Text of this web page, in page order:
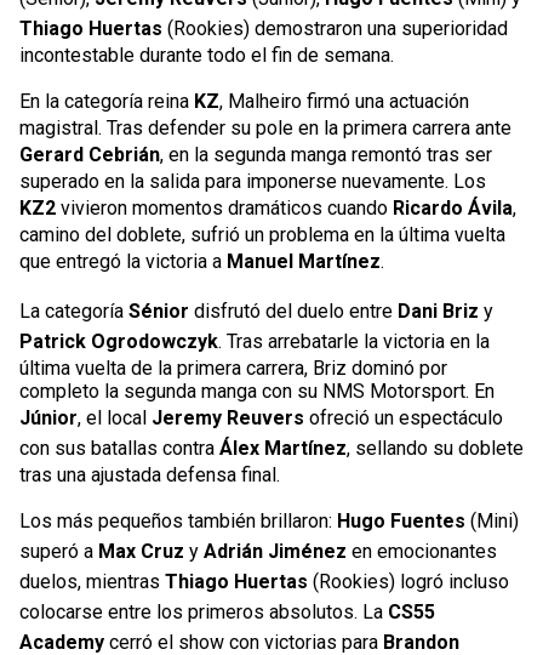
Thiago Huertas (Rookies) demostraron una superioridad
incontestable durante todo el fin de semana.
En la categoría reina KZ, Malheiro firmó una actuación
magistral. Tras defender su pole en la primera carrera ante
Gerard Cebrián, en la segunda manga remontó tras ser
superado en la salida para imponerse nuevamente. Los
KZ2 vivieron momentos dramáticos cuando Ricardo Ávila,
camino del doblete, sufrió un problema en la última vuelta
que entregó la victoria a Manuel Martínez.
La categoría Sénior disfrutó del duelo entre Dani Briz y
Patrick Ogrodowczyk. Tras arrebatarle la victoria en la
última vuelta de la primera carrera, Briz dominó por
completo la segunda manga con su NMS Motorsport. En
Júnior, el local Jeremy Reuvers ofreció un espectáculo
con sus batallas contra Álex Martínez, sellando su doblete
tras una ajustada defensa final.
Los más pequeños también brillaron: Hugo Fuentes (Mini)
superó a Max Cruz y Adrián Jiménez en emocionantes
duelos, mientras Thiago Huertas (Rookies) logró incluso
colocarse entre los primeros absolutos. La CS55
Academy cerró el show con victorias para Brandon